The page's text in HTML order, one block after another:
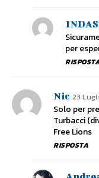
per
Nic 23
Solo per
Turbacci
Free Lions
RISPOSTA